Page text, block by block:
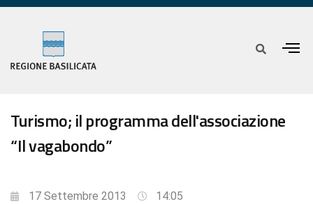
Turismo; il programma dell'associazione
“Il vagabondo”
17 Settembre 2013 14:05